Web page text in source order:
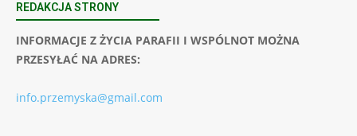
REDAKCJA STRONY
INFORMACJE Z ŻYCIA PARAFII I WSPÓLNOT MOŻNA
PRZESYŁAĆ NA ADRES:
info.przemyska@gmail.com